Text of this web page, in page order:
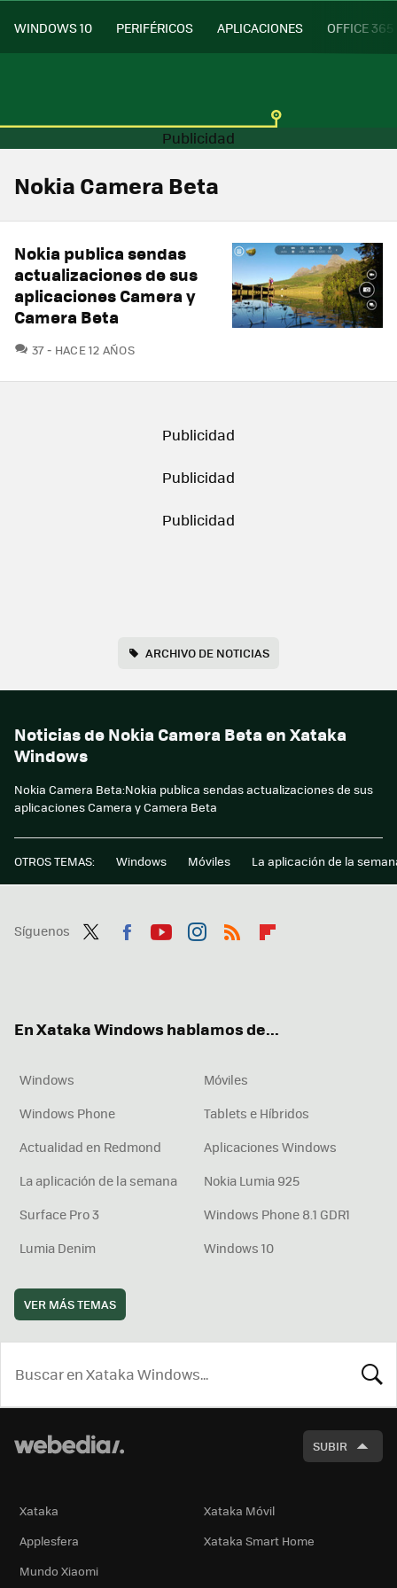
WINDOWS 10 PERIFÉRICOS APLICACIONES OFFICE 365
Nokia Camera Beta
Nokia publica sendas
actualizaciones de sus
aplicaciones Camera y
Camera Beta
37COMENTARIOS
HACE 12 AÑOS
ARCHIVO DE NOTICIAS
Noticias de Nokia Camera Beta en Xataka
Windows
Nokia Camera Beta:Nokia publica sendas actualizaciones de sus
aplicaciones Camera y Camera Beta
OTROS TEMAS: Windows Móviles La aplicación de la
Síguenos
En Xataka Windows hablamos de...
Windows
Móviles
Windows Phone
Tablets e Híbridos
Actualidad en Redmond
Aplicaciones Windows
La aplicación de la semana
Nokia Lumia 925
Surface Pro 3
Windows Phone 8.1 GDR1
Lumia Denim
Windows 10
VER MÁS TEMAS
SUBIR
Xataka
Xataka Móvil
Applesfera
Xataka Smart Home
Mundo Xiaomi